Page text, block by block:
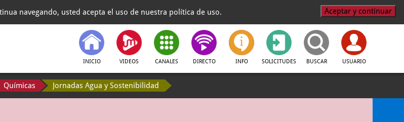
navegando, usted acepta el uso de nuestra política de uso. Aceptar y continuar
INICIO VIDEOS CANALES DIRECTO INFO SOLICITUDES BUSCAR USUARIO
Químicas Jornadas Agua y Sostenibilidad